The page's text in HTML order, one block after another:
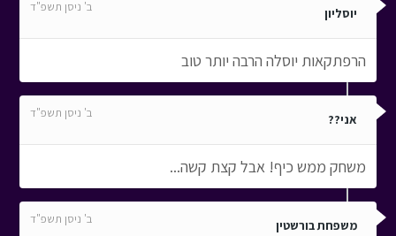
יוסליון ב' ניסן תשפ"ד
הרפתקאות יוסלה הרבה יותר טוב
אני?? ב' ניסן תשפ"ד
משחק ממש כיף! אבל קצת קשה...
משפחת בורשטין ב' ניסן תשפ"ד